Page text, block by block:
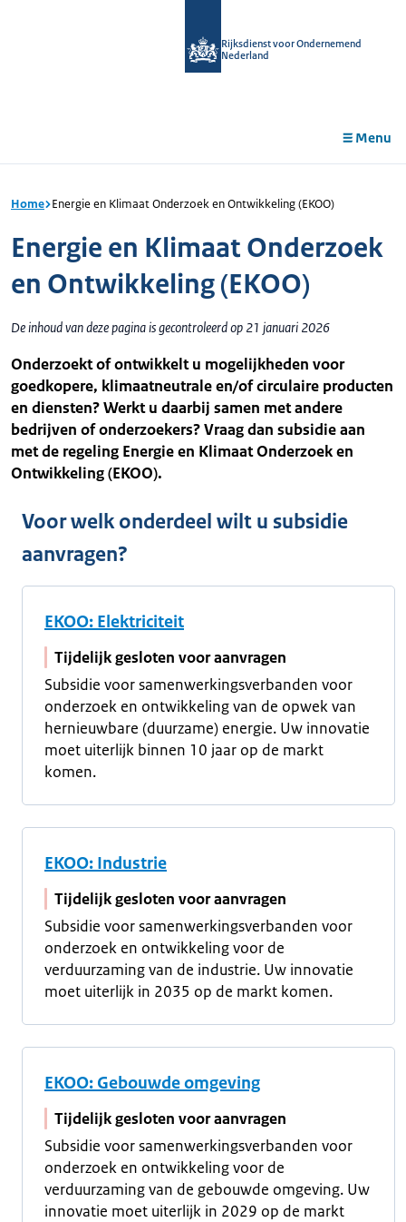
Rijksdienst voor Ondernemend
Nederland
Menu
Home Energie en Klimaat Onderzoek en Ontwikkeling (EKOO)
Energie en Klimaat Onderzoek
en Ontwikkeling (EKOO)
De inhoud van deze pagina is gecontroleerd op 21 januari 2026
Onderzoekt of ontwikkelt u mogelijkheden voor
goedkopere, klimaatneutrale en/of circulaire producten
en diensten? Werkt u daarbij samen met andere
bedrijven of onderzoekers? Vraag dan subsidie aan
met de regeling Energie en Klimaat Onderzoek en
Ontwikkeling (EKOO).
Voor welk onderdeel wilt u subsidie
aanvragen?
EKOO: Elektriciteit
Tijdelijk gesloten voor aanvragen
Subsidie voor samenwerkingsverbanden voor
onderzoek en ontwikkeling van de opwek van
hernieuwbare (duurzame) energie. Uw innovatie
moet uiterlijk binnen 10 jaar op de markt
komen.
EKOO: Industrie
Tijdelijk gesloten voor aanvragen
Subsidie voor samenwerkingsverbanden voor
onderzoek en ontwikkeling voor de
verduurzaming van de industrie. Uw innovatie
moet uiterlijk in 2035 op de markt komen.
EKOO: Gebouwde omgeving
Tijdelijk gesloten voor aanvragen
Subsidie voor samenwerkingsverbanden voor
onderzoek en ontwikkeling voor de
verduurzaming van de gebouwde omgeving. Uw
innovatie moet uiterlijk in 2029 op de markt